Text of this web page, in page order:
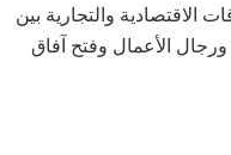
الاقتصادية والتجارية بين
الأعمال وفتح آفاق